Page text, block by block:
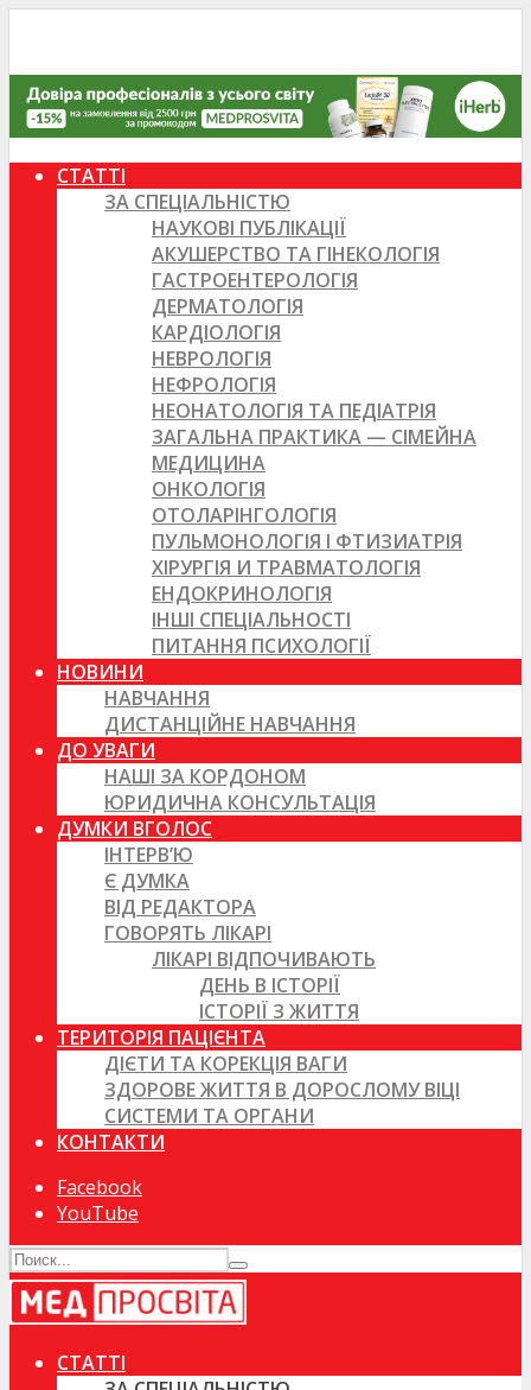
СТАТТІ
ЗА СПЕЦІАЛЬНІСТЮ
НАУКОВІ ПУБЛІКАЦІЇ
АКУШЕРСТВО ТА ГІНЕКОЛОГІЯ
ГАСТРОЕНТЕРОЛОГІЯ
ДЕРМАТОЛОГІЯ
КАРДІОЛОГІЯ
НЕВРОЛОГІЯ
НЕФРОЛОГІЯ
НЕОНАТОЛОГІЯ ТА ПЕДІАТРІЯ
ЗАГАЛЬНА ПРАКТИКА — СІМЕЙНА
МЕДИЦИНА
ОНКОЛОГІЯ
ОТОЛАРІНГОЛОГІЯ
ПУЛЬМОНОЛОГІЯ І ФТИЗИАТРІЯ
ХІРУРГІЯ И ТРАВМАТОЛОГІЯ
ЕНДОКРИНОЛОГІЯ
ІНШІ СПЕЦІАЛЬНОСТІ
ПИТАННЯ ПСИХОЛОГІЇ
НОВИНИ
НАВЧАННЯ
ДИСТАНЦІЙНЕ НАВЧАННЯ
ДО УВАГИ
НАШІ ЗА КОРДОНОМ
ЮРИДИЧНА КОНСУЛЬТАЦІЯ
ДУМКИ ВГОЛОС
ІНТЕРВ’Ю
Є ДУМКА
ВІД РЕДАКТОРА
ГОВОРЯТЬ ЛІКАРІ
ЛІКАРІ ВІДПОЧИВАЮТЬ
ДЕНЬ В ІСТОРІЇ
ІСТОРІЇ З ЖИТТЯ
ТЕРИТОРІЯ ПАЦІЄНТА
ДІЄТИ ТА КОРЕКЦІЯ ВАГИ
ЗДОРОВЕ ЖИТТЯ В ДОРОСЛОМУ ВІЦІ
СИСТЕМИ ТА ОРГАНИ
КОНТАКТИ
Facebook
YouTube
СТАТТІ